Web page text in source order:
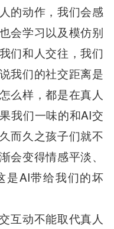
的动作，我们会感
会学习以及模仿别
们和人交往，我们
我们的社交距离是
么样，都是在真人
我们一味的和AI交
而久之孩子们就不
会变得情感平淡、
是AI带给我们的坏
动不能取代真人